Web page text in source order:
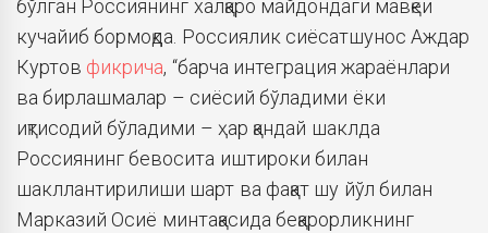
бўлган Россиянинг халқаро майдондаги мавқеи
кучайиб бормоқда. Россиялик сиёсатшунос Аждар
Куртов фикрича, “барча интеграция жараёнлари
ва бирлашмалар – сиёсий бўладими ёки
иқтисодий бўладими – ҳар қандай шаклда
Россиянинг бевосита иштироки билан
шакллантирилиши шарт ва фақат шу йўл билан
Марказий Осиё минтақасида беқарорликнинг